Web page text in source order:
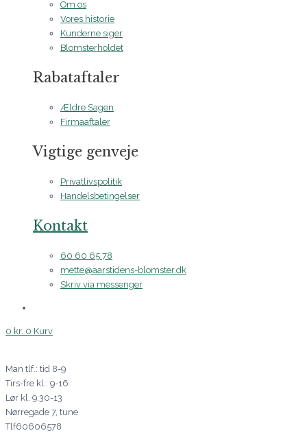
Om os
Vores historie
Kunderne siger
Blomsterholdet
Rabataftaler
Ældre Sagen
Firmaaftaler
Vigtige genveje
Privatlivspolitik
Handelsbetingelser
Kontakt
60 60 65 78
mette@aarstidens-blomster.dk
Skriv via messenger
0 kr. 0 Kurv
Man tlf.: tid 8-9
Tirs-fre kl.: 9-16
Lør kl. 9.30-13
Nørregade 7, tune
Tlf60606578